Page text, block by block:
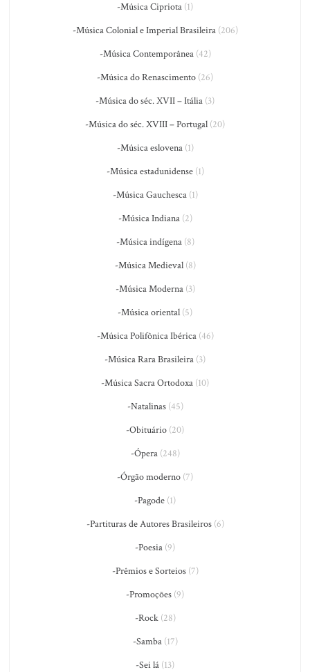
-Música Cipriota (1)
-Música Colonial e Imperial Brasileira(206)
-Música Contemporânea(42)
-Música do Renascimento (26)
-Música do séc. XVII – Itália (3)
-Música do séc. XVIII – Portugal (20)
-Música eslovena(1)
-Música estadunidense(1)
-Música Gauchesca(1)
-Música Indiana(2)
-Música indígena(8)
-Música Medieval(8)
-Música Moderna(3)
-Música oriental (5)
-Música Polifônica Ibérica(46)
-Música Rara Brasileira (3)
-Música Sacra Ortodoxa (10)
-Natalinas(45)
-Obituário (20)
-Ópera(248)
-Órgão moderno (7)
-Pagode (1)
-Partituras de Autores Brasileiros(6)
-Poesia (9)
-Prêmios e Sorteios(7)
-Promoções (9)
-Rock(28)
-Samba(17)
-Sei lá (13)